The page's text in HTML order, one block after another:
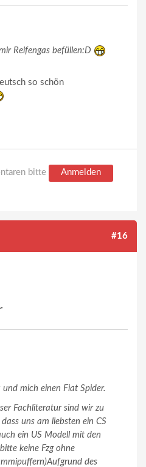
Reifengas befüllen:D
so schön
bitte
Anmelden
#16
mich einen Fiat Spider.
Fachliteratur sind wir zu
uns am liebsten ein CS
ein US Modell mit den
keine Fzg ohne
des